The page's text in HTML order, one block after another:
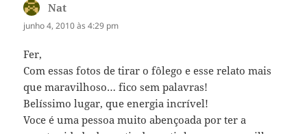
Nat
junho 4, 2010 às 4:29 pm
Fer,
Com essas fotos de tirar o fôlego e esse relato mais
que maravilhoso… fico sem palavras!
Belíssimo lugar, que energia incrível!
Voce é uma pessoa muito abençoada por ter a